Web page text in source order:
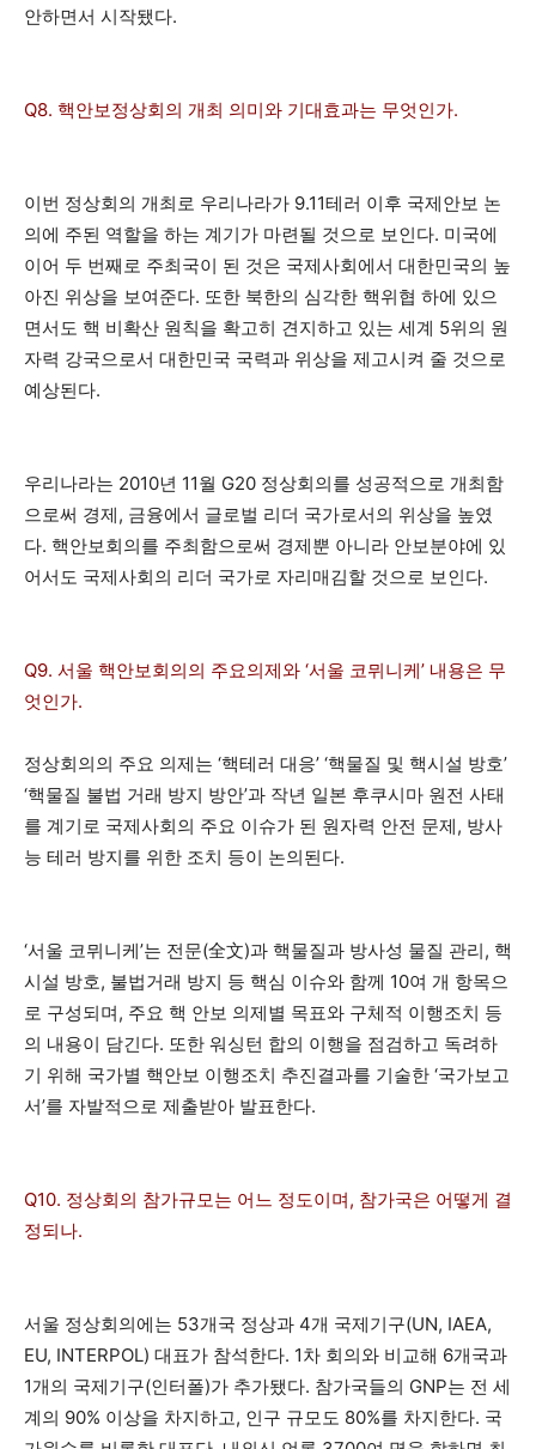
안하면서 시작됐다.
Q8. 핵안보정상회의 개최 의미와 기대효과는 무엇인가.
이번 정상회의 개최로 우리나라가 9.11테러 이후 국제안보 논
의에 주된 역할을 하는 계기가 마련될 것으로 보인다. 미국에
이어 두 번째로 주최국이 된 것은 국제사회에서 대한민국의 높
아진 위상을 보여준다. 또한 북한의 심각한 핵위협 하에 있으
면서도 핵 비확산 원칙을 확고히 견지하고 있는 세계 5위의 원
자력 강국으로서 대한민국 국력과 위상을 제고시켜 줄 것으로
예상된다.
우리나라는 2010년 11월 G20 정상회의를 성공적으로 개최함
으로써 경제, 금융에서 글로벌 리더 국가로서의 위상을 높였
다. 핵안보회의를 주최함으로써 경제뿐 아니라 안보분야에 있
어서도 국제사회의 리더 국가로 자리매김할 것으로 보인다.
Q9. 서울 핵안보회의의 주요의제와 ‘서울 코뮈니케’ 내용은 무
엇인가.
정상회의의 주요 의제는 ‘핵테러 대응’ ‘핵물질 및 핵시설 방호’
‘핵물질 불법 거래 방지 방안’과 작년 일본 후쿠시마 원전 사태
를 계기로 국제사회의 주요 이슈가 된 원자력 안전 문제, 방사
능 테러 방지를 위한 조치 등이 논의된다.
‘서울 코뮈니케’는 전문(全文)과 핵물질과 방사성 물질 관리, 핵
시설 방호, 불법거래 방지 등 핵심 이슈와 함께 10여 개 항목으
로 구성되며, 주요 핵 안보 의제별 목표와 구체적 이행조치 등
의 내용이 담긴다. 또한 워싱턴 합의 이행을 점검하고 독려하
기 위해 국가별 핵안보 이행조치 추진결과를 기술한 ‘국가보고
서’를 자발적으로 제출받아 발표한다.
Q10. 정상회의 참가규모는 어느 정도이며, 참가국은 어떻게 결
정되나.
서울 정상회의에는 53개국 정상과 4개 국제기구(UN, IAEA,
EU, INTERPOL) 대표가 참석한다. 1차 회의와 비교해 6개국과
1개의 국제기구(인터폴)가 추가됐다. 참가국들의 GNP는 전 세
계의 90% 이상을 차지하고, 인구 규모도 80%를 차지한다. 국